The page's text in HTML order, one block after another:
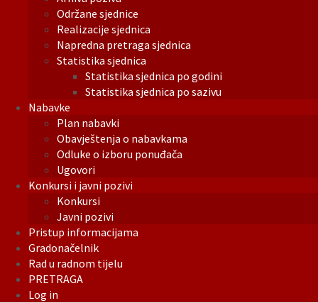
Održane sjednice
Realizacije sjednica
Napredna pretraga sjednica
Statistika sjednica
Statistika sjednica po godini
Statistika sjednica po sazivu
Nabavke
Plan nabavki
Obavještenja o nabavkama
Odluke o izboru ponuđača
Ugovori
Konkursi i javni pozivi
Konkursi
Javni pozivi
Pristup informacijama
Gradonačelnik
Rad u radnom tijelu
PRETRAGA
Log in